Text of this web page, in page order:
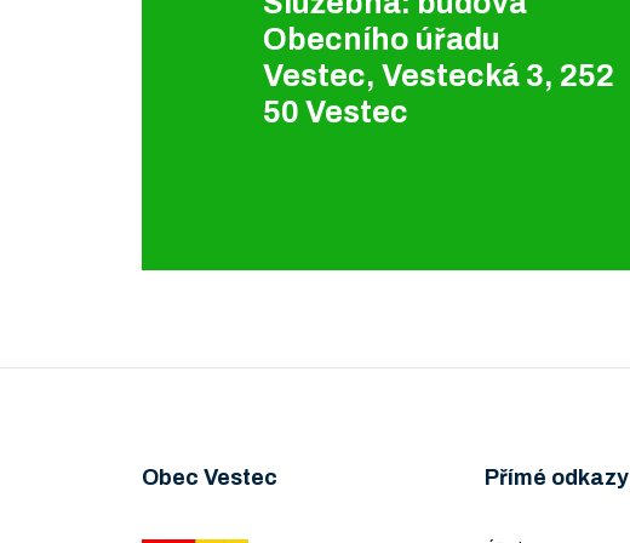
Obecního úřadu
Vestec, Vestecká 3, 252
50 Vestec
Obec Vestec Přímé odkazy